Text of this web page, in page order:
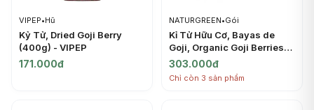
VIPEP•Hũ
Kỷ Tử, Dried Goji Berry
(400g) - VIPEP
171.000đ
NATURGREEN•Gói
Kỉ Tử Hữu Cơ, Bayas de
Goji, Organic Goji Berries
(200g) - NATURGREEN
303.000đ
Chỉ còn 3 sản phẩm